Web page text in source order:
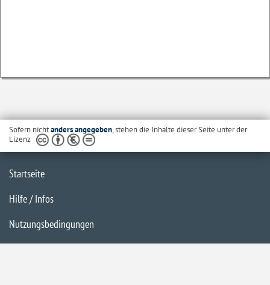
Sofern nichtanders angegeben, stehen die Inhalte dieser Seite unter der
Lizenz
Startseite
Hilfe / Infos
Nutzungsbedingungen